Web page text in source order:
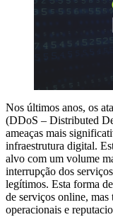
Nos últimos anos, os
(DDoS – Distributed
ameaças mais
infraestrutura digital.
alvo com um volume
interrupção dos
legítimos. Esta forma
de serviços online,
operacionais e